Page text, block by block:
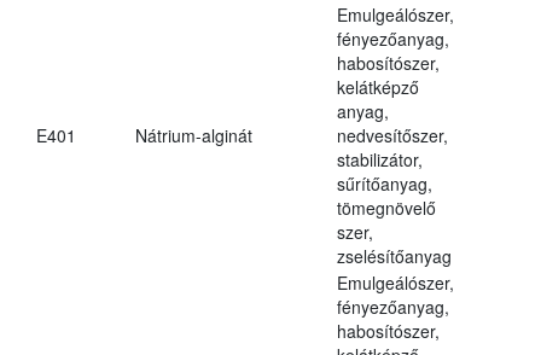
E401 Nátrium-alginát
Emulgeálószer,
fényezőanyag,
habosítószer,
kelátképző
anyag,
nedvesítőszer,
stabilizátor,
sűrítőanyag,
tömegnövelő
szer,
zselésítőanyag
Emulgeálószer,
fényezőanyag,
habosítószer,